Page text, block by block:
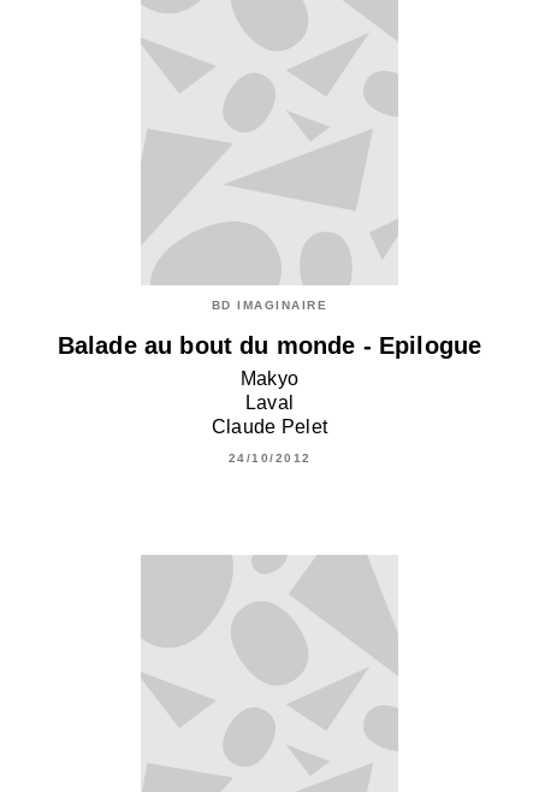
BD IMAGINAIRE
Balade au bout du monde - Epilogue
Makyo
Laval
Claude Pelet
24/10/2012